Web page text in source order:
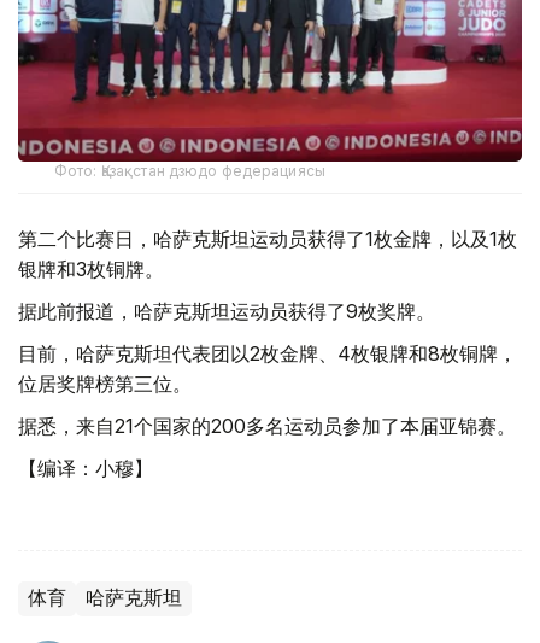
Фото: Қазақстан дзюдо федерациясы
第二个比赛日，哈萨克斯坦运动员获得了1枚金牌，以及1枚
银牌和3枚铜牌。
据此前报道，哈萨克斯坦运动员获得了9枚奖牌。
目前，哈萨克斯坦代表团以2枚金牌、4枚银牌和8枚铜牌，
位居奖牌榜第三位。
据悉，来自21个国家的200多名运动员参加了本届亚锦赛。
【编译：小穆】
体育 哈萨克斯坦